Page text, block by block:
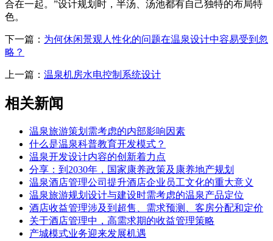
合在一起。”设计规划时，半汤、汤池都有自己独特的布局特
色。
下一篇： 为何休闲景观人性化的问题在温泉设计中容易受到忽
略？
上一篇： 温泉机房水电控制系统设计
相关新闻
温泉旅游策划需考虑的内部影响因素
什么是温泉科普教育开发模式？
温泉开发设计内容的创新着力点
分享：到2030年，国家康养政策及康养地产规划
温泉酒店管理公司提升酒店企业员工文化的重大意义
温泉旅游规划设计与建设时需考虑的温泉产品定位
酒店收益管理涉及到超售、需求预测、客房分配和定价
关于酒店管理中，高需求期的收益管理策略
产城模式业务迎来发展机遇